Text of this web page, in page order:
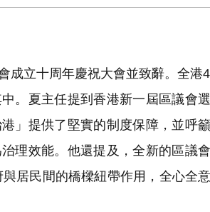
成立十周年慶祝大會並致辭。全港
。夏主任提到香港新一屆區議會
」提供了堅實的制度保障，並呼
理效能。他還提及，全新的區議
居民間的橋樑紐帶作用，全心全